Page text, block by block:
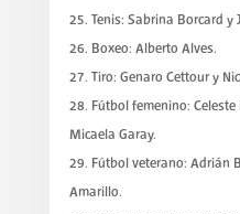
Tenis: Sabrina Borcard y
Boxeo: Alberto Alves.
Tiro: Genaro Cettour y
Fútbol femenino:
Micaela Garay.
Fútbol veterano: Adrián
Amarillo.